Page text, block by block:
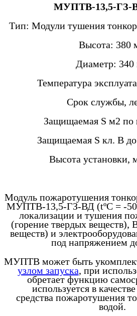
МУПТВ-13,5-ГЗ-
Тип: Модули тушения
Высота: 380
Диаметр:
Температура
Срок службы,
Защищаемая S м2 по
Защищаемая S кл. B
Высота установки,
Модуль пожаротушения
МУПТВ-13,5-ГЗ-ВД (tºC = -50)
локализации и тушения
(горение твердых веществ),
веществ) и
под напряжением
МУПТВ может быть
узлом запуска, при
обретает функцию
используется в
средства пожаротушения
водой.